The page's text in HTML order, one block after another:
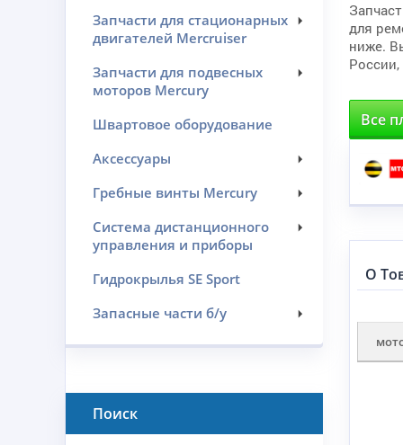
Запчасти для стационарных
двигателей Mercruiser
Запчасти для подвесных
моторов Mercury
Швартовое оборудование
Аксессуары
Гребные винты Mercury
Система дистанционного
управления и приборы
Гидрокрылья SE Sport
Запасные части б/у
Поиск
для
ниже.
Все
О